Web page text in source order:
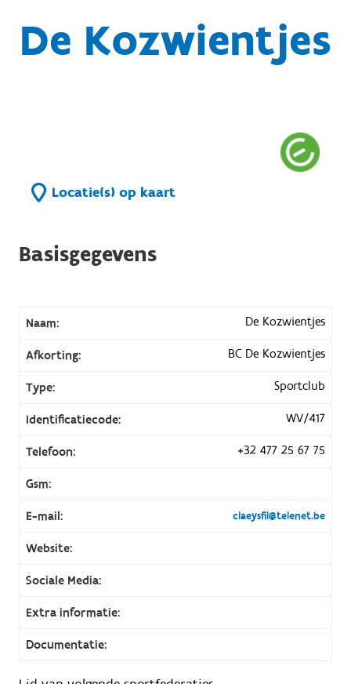
De Kozwientjes
Locatie(s) op kaart
Basisgegevens
Naam: De Kozwientjes
Afkorting: BC De Kozwientjes
Type: Sportclub
Identificatiecode: WV/417
Telefoon: +32 477 25 67 75
Gsm:
E-mail: claeysfil@telenet.be
Website:
Sociale Media:
Extra informatie:
Documentatie: